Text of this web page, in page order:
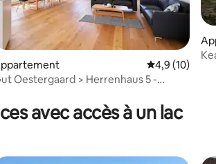
sur 5sur la base de 208 commentaires : 4,65
Évaluation
4,9 (10)
Oestergaard > Herrenhaus 5 -
avec accès à un lac